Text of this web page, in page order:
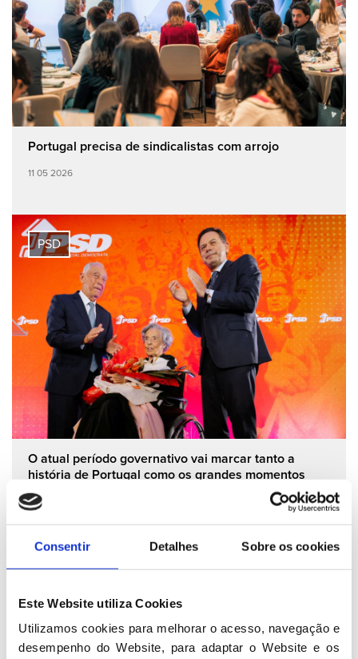
Consentir Detalhes Sobre os cookies
Este Website utiliza Cookies
Utilizamos cookies para melhorar o acesso, navegação e
desempenho do Website, para adaptar o Website e os
Portugal precisa de sindicalistas com arrojo
11 05 2026
PSD
O atual período governativo vai marcar tanto a
história de Portugal como os grandes momentos
governativos dos nossos 52 anos